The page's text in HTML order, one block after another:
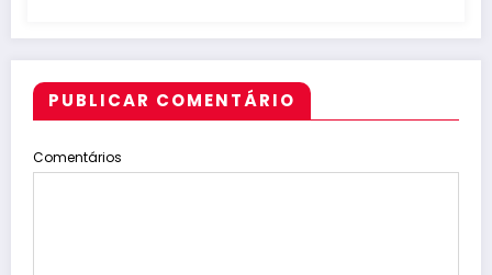
PUBLICAR COMENTÁRIO
Comentários